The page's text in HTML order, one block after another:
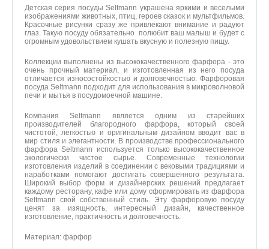
Комментарий
Отправить
Детская серия посуды Seltmann украшена яркими и веселыми
изображениями животных, птиц, героев сказок и мультфильмов.
Красочные рисунки сразу же привлекают внимание и радуют
глаз. Такую посуду обязательно полюбит ваш малыш и будет с
огромным удовольствием кушать вкусную и полезную пищу.
Коллекции выполнены из высококачественного фарфора - это
очень прочный материал, и изготовленная из него посуда
отличается износостойкостью и долговечностью. Фарфоровая
посуда Seltmann подходит для использования в микроволновой
печи и мытья в посудомоечной машине.
Компания Seltmann является одним из старейших
производителей благородного фарфора, который своей
чистотой, легкостью и оригинальным дизайном вводит вас в
мир стиля и элегантности. В производстве профессионального
фарфора Seltmann используется только высококачественное
экологически чистое сырье. Современные технологии
изготовления изделий в соединении с вековыми традициями и
наработками помогают достигать совершенного результата.
Широкий выбор форм и дизайнерских решений предлагает
каждому ресторану, кафе или дому сформировать из фарфора
Seltmann свой собственный стиль. Эту фарфоровую посуду
ценят за изящность, интересный дизайн, качественное
изготовление, практичность и долговечность.
Материал: фарфор